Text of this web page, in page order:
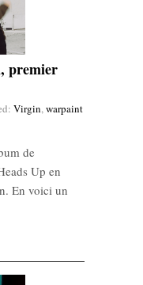
premier
Virgin,warpaint
de
Up en
En voici un